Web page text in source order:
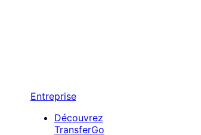
Entreprise
Découvrez
TransferGo